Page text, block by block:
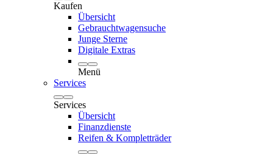
Kaufen
Übersicht
Gebrauchtwagensuche
Junge Sterne
Digitale Extras
Menü
Services
Services
Übersicht
Finanzdienste
Reifen & Kompletträder